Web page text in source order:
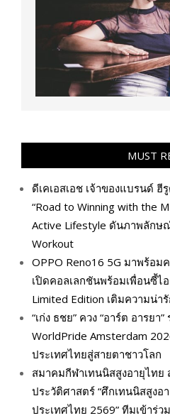
MUST
ดีเคเอสเอช เจ้าของแบรนด์
“Road to Winning with the
Active Lifestyle ดันภาพลักษ
Workout
OPPO Reno16 5G มาพร้อม
เปิดคอลเลกชันพร้อมเพื่อนซี้ไ
Limited Edition เติมความน่า
“เก่ง ธชย” ควง “อาร์ต อารยา
WorldPride Amsterdam
ประเทศไทยสู่สายตาชาวโลก
สมาคมกีฬาเทนนิสสูงอายุไทย
ประวัติศาสตร์ “ศึกเทนนิสสูง
ประเทศไทย 2569” ทีมเข้าร่